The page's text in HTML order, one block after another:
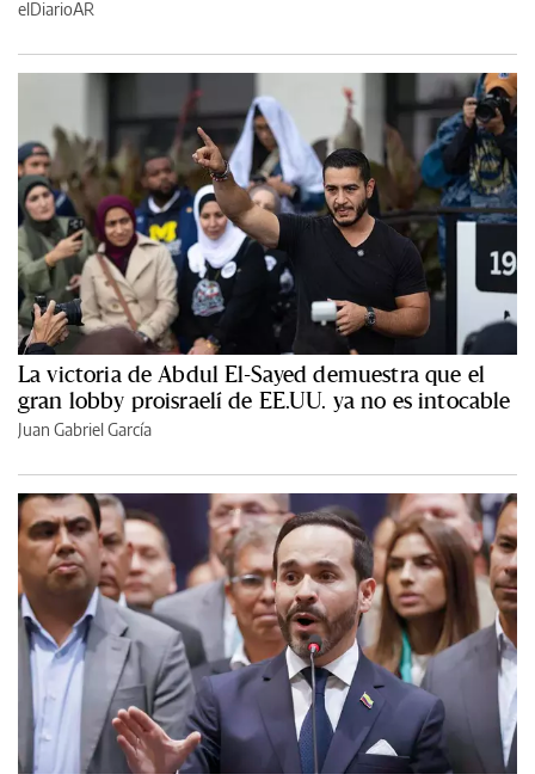
elDiarioAR
La victoria de Abdul El-Sayed demuestra que el
gran lobby proisraelí de EE.UU. ya no es intocable
Juan Gabriel García